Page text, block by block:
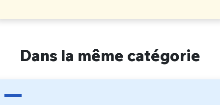
Dans la même catégorie